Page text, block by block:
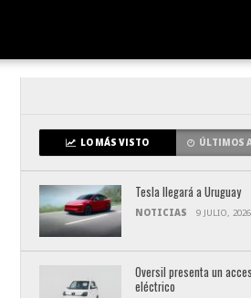
LO MÁS VISTO ÚLTIMOS
Tesla llegará a Uruguay
NOTICIAS 9 JULIO, 2026
Oversil presenta un
eléctrico